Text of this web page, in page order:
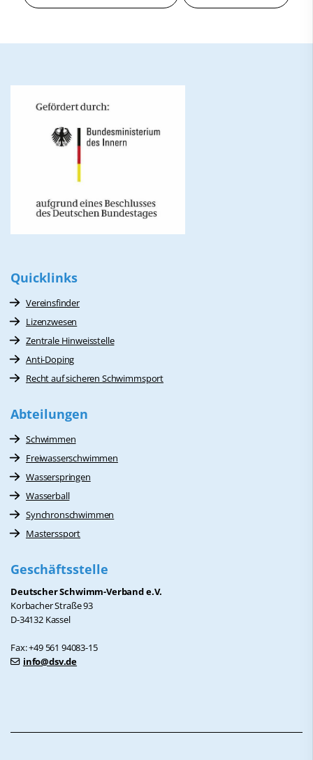
Quicklinks
Vereinsfinder
Lizenzwesen
Zentrale Hinweisstelle
Anti-Doping
Recht auf sicheren Schwimmsport
Abteilungen
Schwimmen
Freiwasserschwimmen
Wasserspringen
Wasserball
Synchronschwimmen
Masterssport
Geschäftsstelle
Deutscher Schwimm-Verband e.V.
Korbacher Straße 93
D-34132 Kassel
Fax: +49 561 94083-15
info@dsv.de